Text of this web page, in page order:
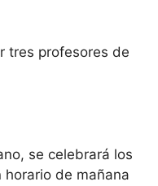
tres profesores de
se celebrará los
de mañana